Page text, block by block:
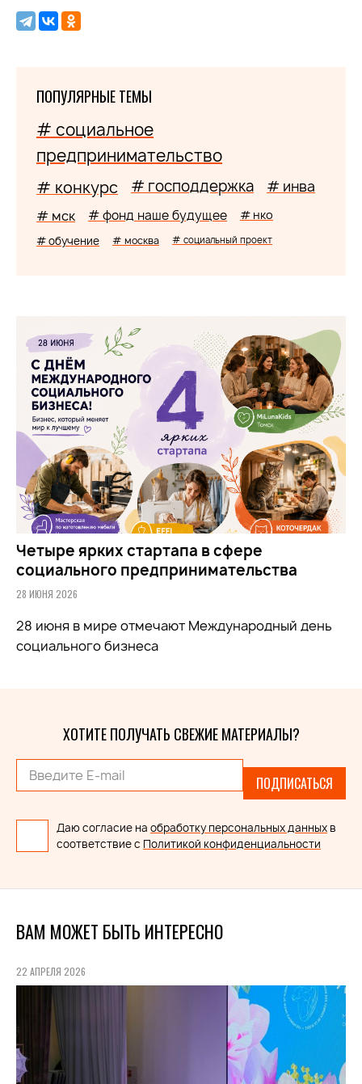
ПОПУЛЯРНЫЕ ТЕМЫ
# социальное
предпринимательство
# конкурс # господдержка # инва
# мск # фонд наше будущее # нко
# обучение # москва # социальный проект
Четыре ярких стартапа в сфере
социального предпринимательства
28 ИЮНЯ 2026
28 июня в мире отмечают Международный день
социального бизнеса
ХОТИТЕ ПОЛУЧАТЬ СВЕЖИЕ МАТЕРИАЛЫ?
ПОДПИСАТЬСЯ
Даю согласие на обработку персональных данных в
соответствие с Политикой конфиденциальности
ВАМ МОЖЕТ БЫТЬ ИНТЕРЕСНО
22 АПРЕЛЯ 2026